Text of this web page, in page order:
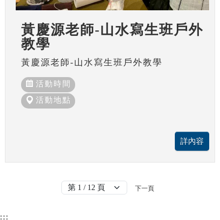
黃慶源老師-山水寫生班戶外
教學
黃慶源老師-山水寫生班戶外教學
活動時間
活動地點
下一頁
:::